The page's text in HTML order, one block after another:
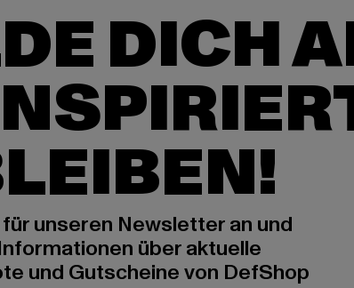
DICH
unseren Newsletter an und
über aktuelle
und Gutscheine von DefShop